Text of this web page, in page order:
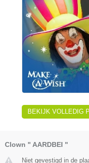
BEKIJK VOLLEDIG
Clown " AARDBEI "
Niet gevestigd in de